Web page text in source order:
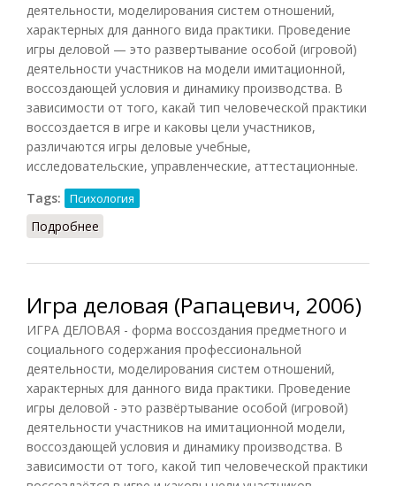
деятельности, моделирования систем отношений,
характерных для данного вида практики. Проведение
игры деловой — это развертывание особой (игровой)
деятельности участников на модели имитационной,
воссоздающей условия и динамику производства. В
зависимости от того, какай тип человеческой практики
воссоздается в игре и каковы цели участников,
различаются игры деловые учебные,
исследовательские, управленческие, аттестационные.
Tags:
Психология
Подробнее
Игра деловая (Рапацевич, 2006)
ИГРА ДЕЛОВАЯ - форма воссоздания предметного и
социального содержания профессиональной
деятельности, моделирования систем отношений,
характерных для данного вида практики. Проведение
игры деловой - это развёртывание особой (игровой)
деятельности участников на имитационной модели,
воссоздающей условия и динамику производства. В
зависимости от того, какой тип человеческой практики